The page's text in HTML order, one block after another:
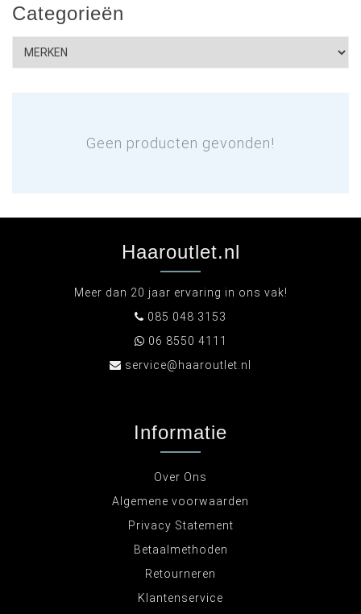
Categorieën
Geen producten gevonden!
Haaroutlet.nl
Meer dan 20 jaar ervaring in ons vak!
085 048 3153
06 8550 4111
service@haaroutlet.nl
Informatie
Over Ons
Algemene voorwaarden
Privacy Statement
Betaalmethoden
Retourneren
Klantenservice